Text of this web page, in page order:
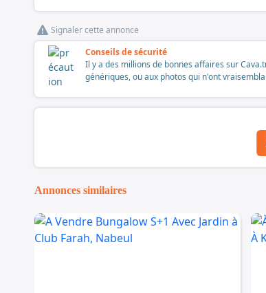
Signaler cette annonce
Conseils de sécurité
Il y a des millions de bonnes affaires sur
génériques, ou aux photos qui n'ont
Annonces similaires